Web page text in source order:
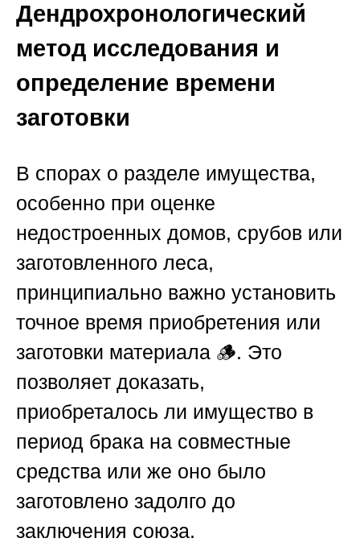
Дендрохронологический
метод исследования и
определение времени
заготовки
В спорах о разделе имущества,
особенно при оценке
недостроенных домов, срубов или
заготовленного леса,
принципиально важно установить
точное время приобретения или
заготовки материала 🪵. Это
позволяет доказать,
приобреталось ли имущество в
период брака на совместные
средства или же оно было
заготовлено задолго до
заключения союза.